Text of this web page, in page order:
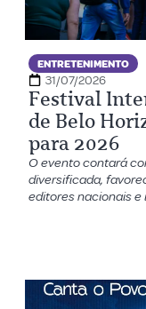
ENTRETENIMENTO
31/07/2026
Festival
de Belo
para 2026
O evento contará
diversificada,
editores nacionais